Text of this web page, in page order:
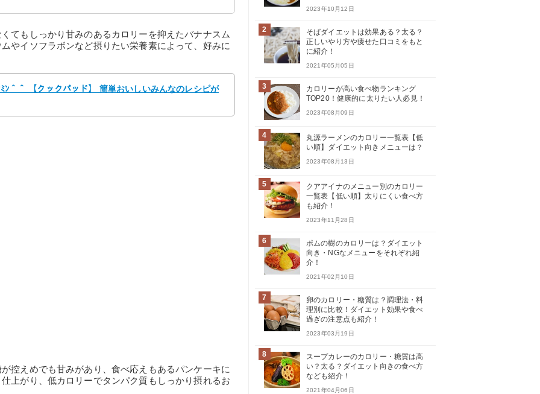
てもしっかり甘みのあるカロリーを抑えたバナナスム
やイソフラボンなど摂りたい栄養素によって、好みに
＾＾ 【クックパッド】 簡単おいしいみんなのレシピが
控えめでも甘みがあり、食べ応えもあるパンケーキに
上がり、低カロリーでタンパク質もしっかり摂れるお
2023年10月12日
2
そばダイエットは効果ある？太る？
正しいやり方や痩せた口コミをもと
に紹介！
2021年05月05日
3
カロリーが高い食べ物ランキング
TOP20！健康的に太りたい人必見！
2023年08月09日
4
丸源ラーメンのカロリー一覧表【低
い順】ダイエット向きメニューは？
2023年08月13日
5
クアアイナのメニュー別のカロリー
一覧表【低い順】太りにくい食べ方
も紹介！
2023年11月28日
6
ポムの樹のカロリーは？ダイエット
向き・NGなメニューをそれぞれ紹
介！
2021年02月10日
7
卵のカロリー・糖質は？調理法・料
理別に比較！ダイエット効果や食べ
過ぎの注意点も紹介！
2023年03月19日
8
スープカレーのカロリー・糖質は高
い？太る？ダイエット向きの食べ方
なども紹介！
2021年04月06日